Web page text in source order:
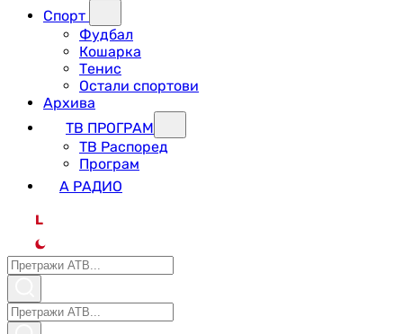
Спорт
Фудбал
Кошарка
Тенис
Остали спортови
Архива
ТВ ПРОГРАМ
ТВ Распоред
Програм
А РАДИО
L